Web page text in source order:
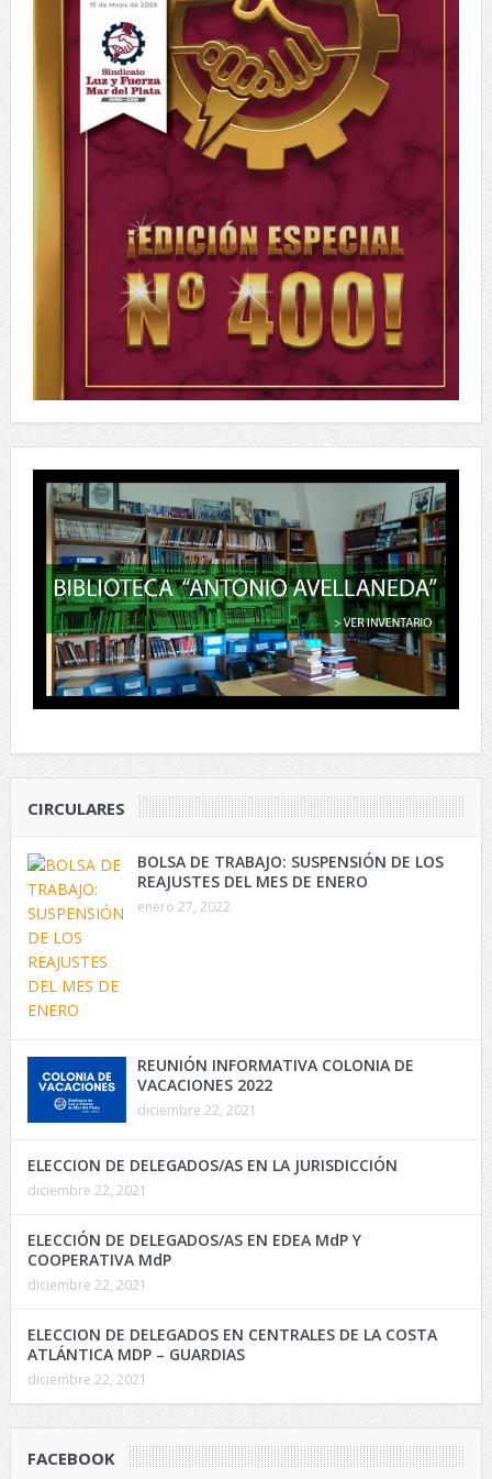
CIRCULARES
BOLSA DE TRABAJO: SUSPENSIÓN DE LOS
REAJUSTES DEL MES DE ENERO
enero 27, 2022
REUNIÓN INFORMATIVA COLONIA DE
VACACIONES 2022
diciembre 22, 2021
ELECCION DE DELEGADOS/AS EN LA JURISDICCIÓN
diciembre 22, 2021
ELECCIÓN DE DELEGADOS/AS EN EDEA MdP Y
COOPERATIVA MdP
diciembre 22, 2021
ELECCION DE DELEGADOS EN CENTRALES DE LA COSTA
ATLÁNTICA MDP – GUARDIAS
diciembre 22, 2021
FACEBOOK